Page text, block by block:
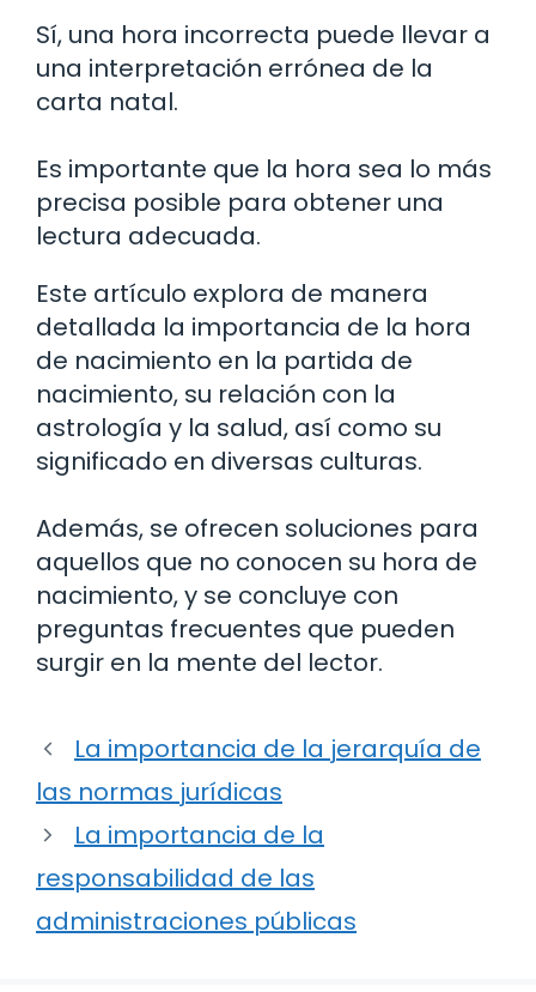
Sí, una hora incorrecta puede llevar a
una interpretación errónea de la
carta natal.
Es importante que la hora sea lo más
precisa posible para obtener una
lectura adecuada.
Este artículo explora de manera
detallada la importancia de la hora
de nacimiento en la partida de
nacimiento, su relación con la
astrología y la salud, así como su
significado en diversas culturas.
Además, se ofrecen soluciones para
aquellos que no conocen su hora de
nacimiento, y se concluye con
preguntas frecuentes que pueden
surgir en la mente del lector.
La importancia de la jerarquía de
las normas jurídicas
La importancia de la
responsabilidad de las
administraciones públicas